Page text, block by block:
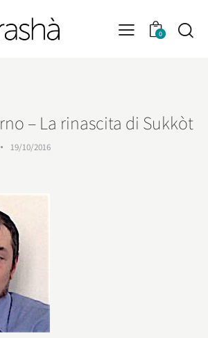
0
– La rinascita di Sukkòt
19/10/2016